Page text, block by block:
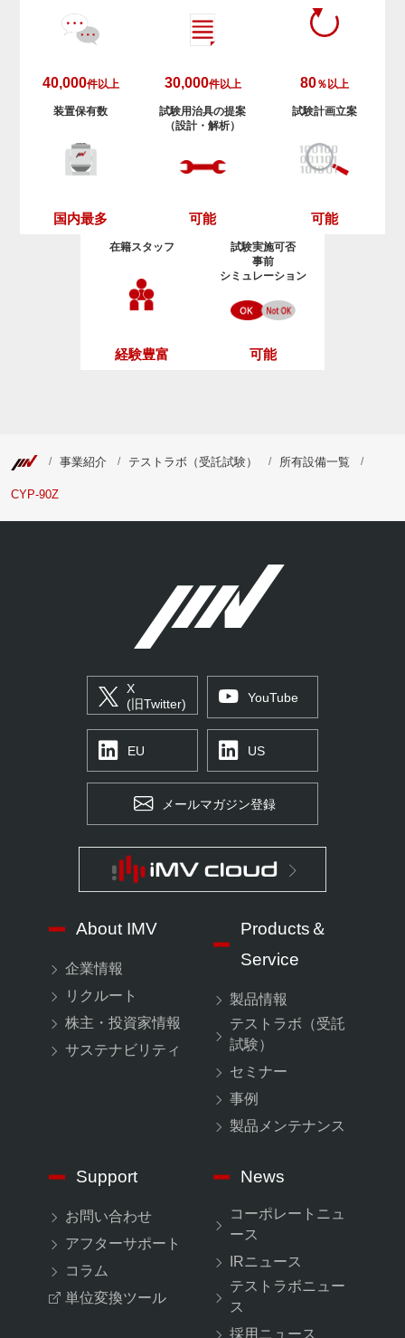
40,000件以上 30,000件以上 80％以上
装置保有数
国内最多
試験用治具の提案
（設計・解析）
可能
試験計画立案
可能
在籍スタッフ
経験豊富
試験実施可否
事前
シミュレーション
可能
事業紹介 テストラボ（受託試験） 所有設備一覧
CYP-90Z
X
(旧Twitter)
YouTube
EU US
メールマガジン登録
About IMV
企業情報
リクルート
株主・投資家情報
サステナビリティ
Products＆
Service
製品情報
テストラボ（受託
試験）
セミナー
事例
製品メンテナンス
Support
お問い合わせ
アフターサポート
コラム
単位変換ツール
News
コーポレートニュ
ース
IRニュース
テストラボニュー
ス
採用ニュース